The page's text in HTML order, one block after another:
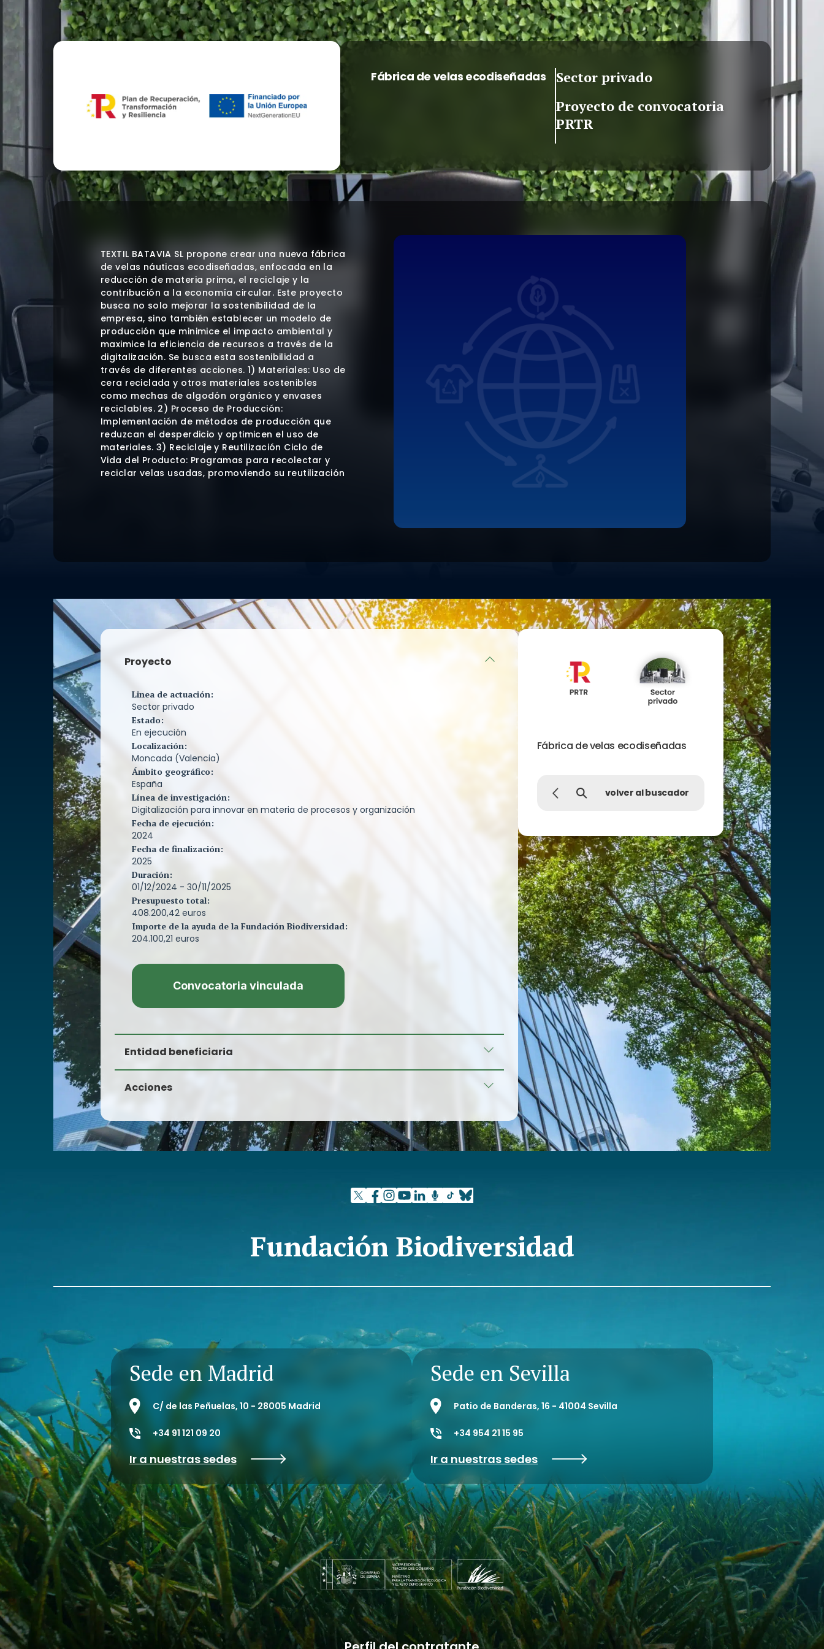
Fábrica de velas ecodiseñadas
Sector privado
Proyecto de convocatoria
PRTR
TEXTIL BATAVIA SL propone crear una nueva fábrica
de velas náuticas ecodiseñadas, enfocada en la
reducción de materia prima, el reciclaje y la
contribución a la economía circular. Este proyecto
busca no solo mejorar la sostenibilidad de la
empresa, sino también establecer un modelo de
producción que minimice el impacto ambiental y
maximice la eficiencia de recursos a través de la
digitalización. Se busca esta sostenibilidad a
través de diferentes acciones. 1) Materiales: Uso de
cera reciclada y otros materiales sostenibles
como mechas de algodón orgánico y envases
reciclables. 2) Proceso de Producción:
Implementación de métodos de producción que
reduzcan el desperdicio y optimicen el uso de
materiales. 3) Reciclaje y Reutilización Ciclo de
Vida del Producto: Programas para recolectar y
reciclar velas usadas, promoviendo su reutilización
seguimiento de producción y control de calidad. 6)
Sostenibilidad y Economía Circular: Reducción de
Materia Prima: Optimización de procesos para
en la fábrica para disminuir la huella de carbono.
para el intercambio de materiales reciclables y el
desarrollo de productos innovadores.
Proyecto
Linea de actuación:
Sector privado
Estado:
En ejecución
Localización:
Moncada (Valencia)
Ámbito geográfico:
España
Línea de investigación:
Digitalización para innovar en materia de procesos y organización
Fecha de ejecución:
2024
Fecha de finalización:
2025
Duración:
01/12/2024 - 30/11/2025
Presupuesto total:
408.200,42 euros
Importe de la ayuda de la Fundación Biodiversidad:
204.100,21 euros
Convocatoria vinculada
Entidad beneficiaria
Acciones
ecodiseñadas que optimice el uso de recursos a través de la reutilización de restos de
producción y mermas, emplee materiales sostenibles y promueva un modelo de
negocio basado en la servitización. Esto permitirá reducir significativamente la
Fábrica de velas ecodiseñadas
volver al buscador
Fundación Biodiversidad
Sede en Madrid
C/ de las Peñuelas, 10 - 28005 Madrid
+34 91 121 09 20
Ir a nuestras sedes
Sede en Sevilla
Patio de Banderas, 16 - 41004 Sevilla
+34 954 21 15 95
Ir a nuestras sedes